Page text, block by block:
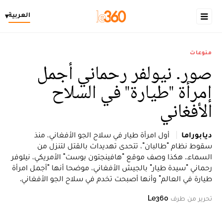
العربية▾
منوعات
صور. نيولفر رحماني أجمل
إمرأة "طيارة" في السلاح
الأفغاني
ديابوراما
أول امرأة طيار في سلاح الجو الأفغاني، منذ
سقوط نظام "طالبان"، تتحدى تهديدات بالقتل لتنزل من
السماء.. هكذا وصف موقع "هافينجتون بوست" الأمريكي، نيلوفر
رحماني "سيدة طيار" بالجيش الأفغاني، موضحا أنها "أجمل امرأة
طيارة في العالم" وأنها أصبحت تخدم في سلاح الجو الأفغاني.
تحرير من طرف Le360